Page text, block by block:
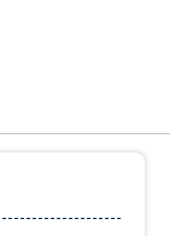
山西省忻州市忻府区和平东街与七一南路交叉口浪琴售后服务中心（需提前预约）